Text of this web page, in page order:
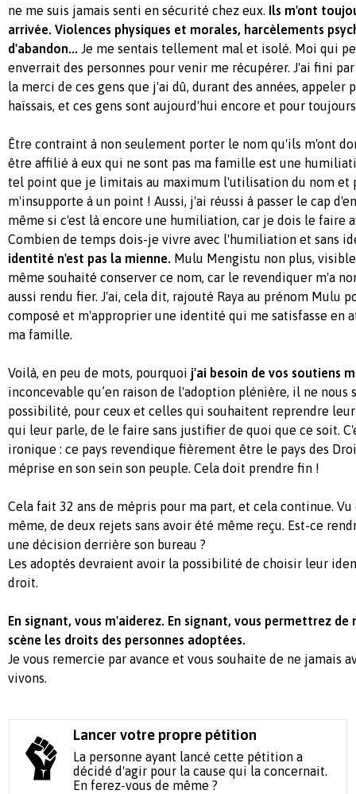
ne me suis jamais senti en sécurité chez eux. Ils m'ont
arrivée. Violences physiques et morales, harcèlements
d'abandon... Je me sentais tellement mal et isolé. Moi qui
enverrait des personnes pour venir me récupérer. J'ai fini
la merci de ces gens que j'ai dû, durant des années, appeler
haïssais, et ces gens sont aujourd'hui encore et pour
Être contraint à non seulement porter le nom qu'ils m'ont
être affilié à eux qui ne sont pas ma famille est une
tel point que je limitais au maximum l'utilisation du nom et
m'insupporte à un point ! Aussi, j'ai réussi à passer le cap
même si c'est là encore une humiliation, car je dois le faire
Combien de temps dois-je vivre avec l'humiliation et sans
identité n'est pas la mienne. Mulu Mengistu non plus,
même souhaité conserver ce nom, car le revendiquer m'a
aussi rendu fier. J'ai, cela dit, rajouté Raya au prénom Mulu
composé et m'approprier une identité qui me satisfasse en
ma famille.
Voilà, en peu de mots, pourquoi j'ai besoin de vos soutiens
inconcevable qu’en raison de l'adoption plénière, il ne nous
possibilité, pour ceux et celles qui souhaitent reprendre
qui leur parle, de le faire sans justifier de quoi que ce soit.
ironique : ce pays revendique fièrement être le pays des
méprise en son sein son peuple. Cela doit prendre fin !
Cela fait 32 ans de mépris pour ma part, et cela continue.
même, de deux rejets sans avoir été même reçu. Est-ce
une décision derrière son bureau ?
Les adoptés devraient avoir la possibilité de choisir leur
droit.
En signant, vous m'aiderez. En signant, vous permettrez
scène les droits des personnes adoptées.
Je vous remercie par avance et vous souhaite de ne jamais
vivons.
Lancer votre propre pétition
La personne ayant lancé cette pétition a
décidé d'agir pour la cause qui la concernait.
En ferez-vous de même ?